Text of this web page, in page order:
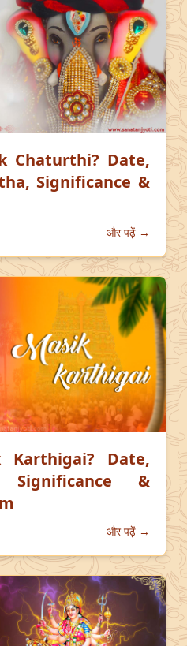
Chaturthi? Date,
Significance &
और पढ़ें →
Date,
&
और पढ़ें →